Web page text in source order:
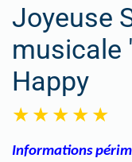
Joyeuse
musicale
Happy
Informations